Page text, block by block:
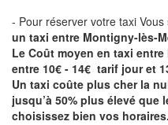
- Pour réserver votre taxi
un taxi entre Montigny-lès-
Le Coût moyen en taxi
entre 10€ - 14€ tarif jour et
Un taxi coûte plus cher la
jusqu’à 50% plus élevé
choisissez bien vos horaires.